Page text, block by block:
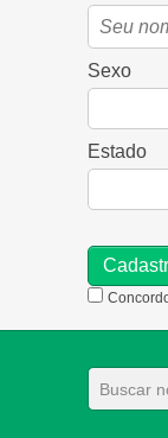
Sexo
Estado